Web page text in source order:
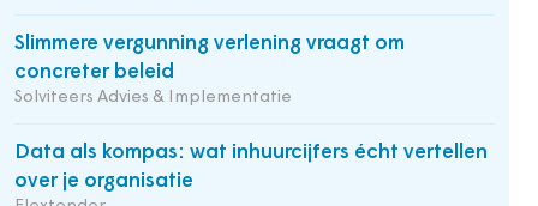
Slimmere vergunning verlening vraagt om
concreter beleid
Solviteers Advies & Implementatie
Data als kompas: wat inhuurcijfers écht vertellen
over je organisatie